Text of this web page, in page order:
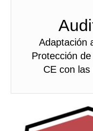
Adaptación
Protección
CE con